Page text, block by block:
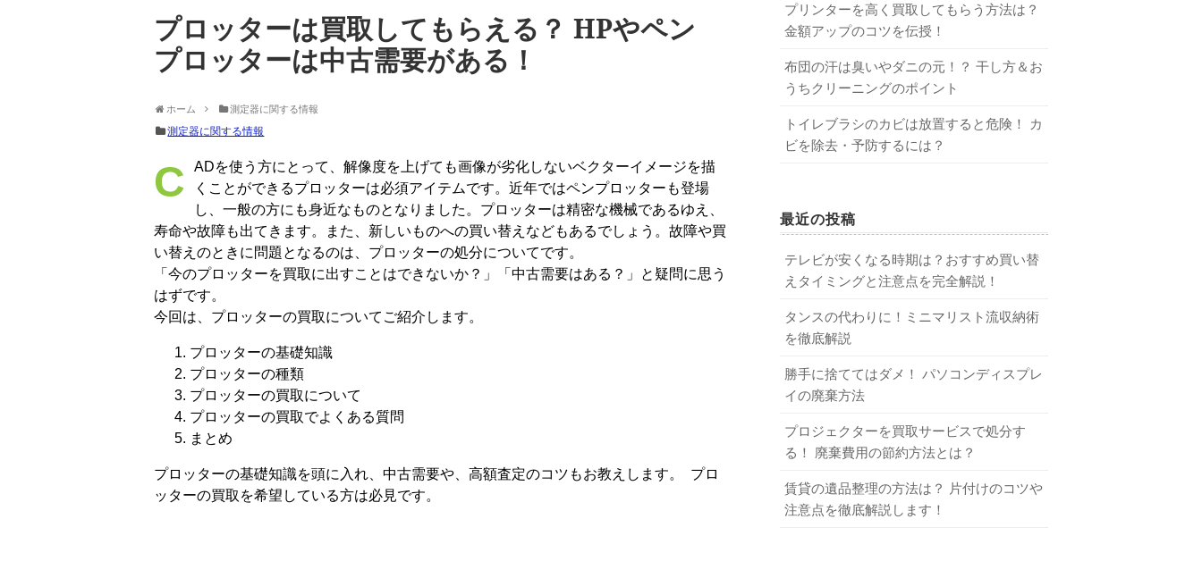
プロッターは買取してもらえる？ HPやペン
プロッターは中古需要がある！
ホーム 測定器に関する情報
測定器に関する情報
CADを使う方にとって、解像度を上げても画像が劣化しないベクターイメージを描
くことができるプロッターは必須アイテムです。近年ではペンプロッターも登場
し、一般の方にも身近なものとなりました。プロッターは精密な機械であるゆえ、
寿命や故障も出てきます。また、新しいものへの買い替えなどもあるでしょう。故障や買
い替えのときに問題となるのは、プロッターの処分についてです。
「今のプロッターを買取に出すことはできないか？」「中古需要はある？」と疑問に思う
はずです。
今回は、プロッターの買取についてご紹介します。
プロッターの基礎知識
プロッターの種類
プロッターの買取について
プロッターの買取でよくある質問
まとめ
プロッターの基礎知識を頭に入れ、中古需要や、高額査定のコツもお教えします。 プロ
ッターの買取を希望している方は必見です。
プリンターを高く買取してもらう方法は？
金額アップのコツを伝授！
布団の汗は臭いやダニの元！？ 干し方＆お
うちクリーニングのポイント
トイレブラシのカビは放置すると危険！ カ
ビを除去・予防するには？
最近の投稿
テレビが安くなる時期は？おすすめ買い替
えタイミングと注意点を完全解説！
タンスの代わりに！ミニマリスト流収納術
を徹底解説
勝手に捨ててはダメ！ パソコンディスプレ
イの廃棄方法
プロジェクターを買取サービスで処分す
る！ 廃棄費用の節約方法とは？
賃貸の遺品整理の方法は？ 片付けのコツや
注意点を徹底解説します！